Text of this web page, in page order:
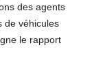
des agents
de véhicules
le rapport